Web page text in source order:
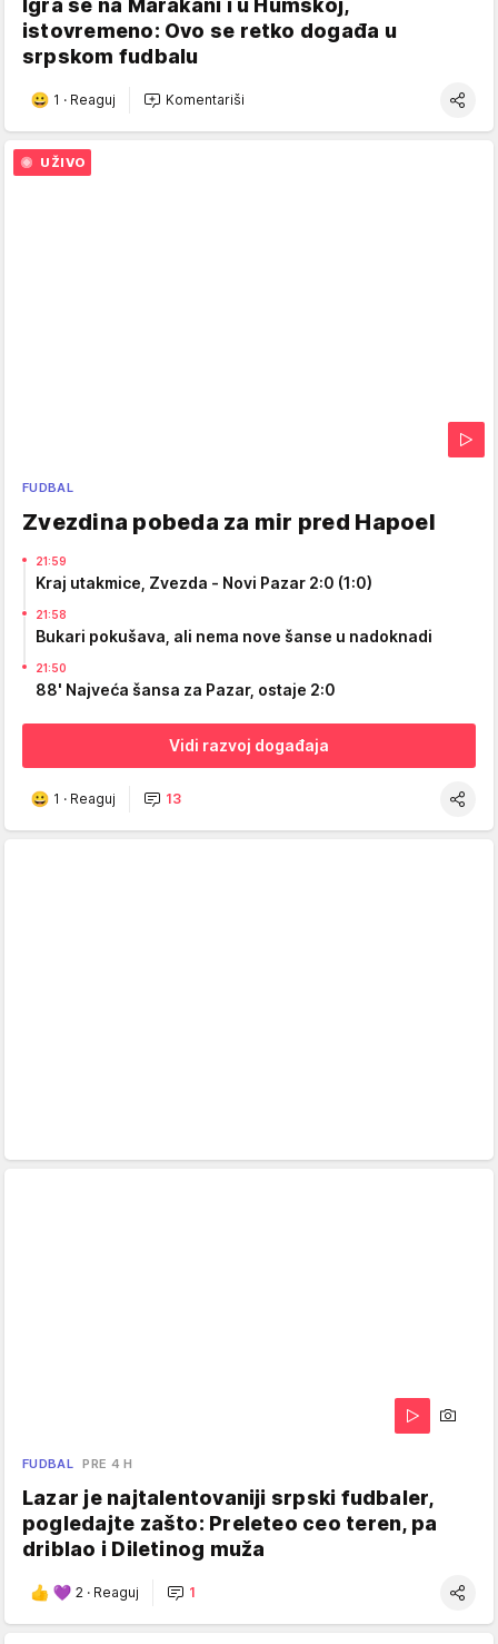
istovremeno: Ovo se retko događa u
srpskom fudbalu
1 · Reaguj Komentariši
FUDBAL
Zvezdina pobeda za mir pred Hapoel
UŽIVO
21:59
Kraj utakmice, Zvezda - Novi Pazar 2:0 (1:0)
21:58
Bukari pokušava, ali nema nove šanse u nadoknadi
21:50
88' Najveća šansa za Pazar, ostaje 2:0
Vidi razvoj događaja
1 · Reaguj 13
FUDBAL PRE 4 H
Lazar je najtalentovaniji srpski fudbaler,
pogledajte zašto: Preleteo ceo teren, pa
driblao i Diletinog muža
2 · Reaguj 1